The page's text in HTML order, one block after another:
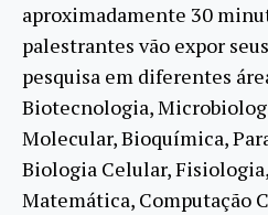
aproximadamente 30
palestrantes vão expor
pesquisa em diferentes
Biotecnologia,
Molecular, Bioquímica,
Biologia Celular,
Matemática, Computação